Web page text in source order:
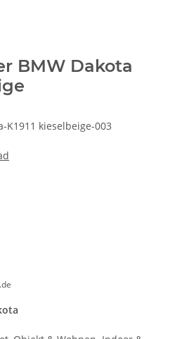
BMW Dakota
K1911 kieselbeige-003